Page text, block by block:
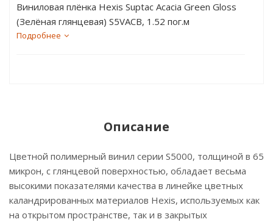
Виниловая плёнка Hexis Suptac Acacia Green Gloss
(Зелёная глянцевая) S5VACB, 1.52 пог.м
Подробнее
Описание
Цветной полимерный винил серии S5000, толщиной в 65
микрон, с глянцевой поверхностью, обладает весьма
высокими показателями качества в линейке цветных
каландрированных материалов Hexis, используемых как
на открытом пространстве, так и в закрытых